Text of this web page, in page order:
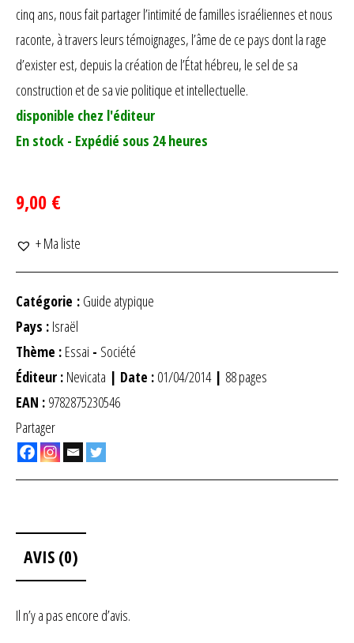
cinq ans, nous fait partager l’intimité de familles israéliennes et nous
raconte, à travers leurs témoignages, l’âme de ce pays dont la rage
d’exister est, depuis la création de l’État hébreu, le sel de sa
construction et de sa vie politique et intellectuelle.
disponible chez l'éditeur
En stock - Expédié sous 24 heures
9,00 €
+ Ma liste
Catégorie : Guide atypique
Pays : Israël
Thème : Essai - Société
Éditeur : Nevicata | Date : 01/04/2014| 88 pages
EAN : 9782875230546
Partager
AVIS (0)
Il n’y a pas encore d’avis.